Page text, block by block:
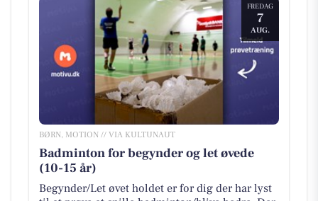
FREDAG
7
AUG.
BØRN, MOTION // VIA KULTUNAUT
Badminton for begynder og let øvede
(10-15 år)
Begynder/Let øvet holdet er for dig der har lyst